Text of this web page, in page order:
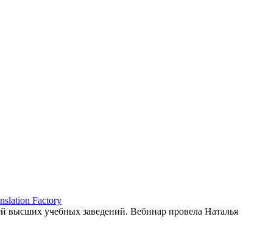
Factory
высших учебных заведений. Вебинар провела Наталья